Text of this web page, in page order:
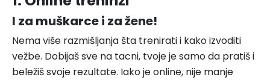
I za muškarce i za žene!
Nema više razmišljanja šta trenirati i kako izvoditi
vežbe. Dobijaš sve na tacni, tvoje je samo da pratiš i
beležiš svoje rezultate. Iako je online, nije manje